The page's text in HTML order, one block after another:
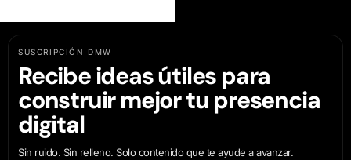
SUSCRIPCIÓN DMW
Recibe ideas útiles para
construir mejor tu presencia
digital
Sin ruido. Sin relleno. Solo contenido que te ayude a avanzar.